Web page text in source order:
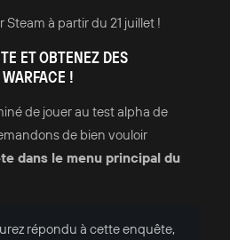
Steam à partir du 21 juillet !
ET OBTENEZ DES
!
de jouer au test alpha de
de bien vouloir
dans le menu principal du
répondu à cette enquête,